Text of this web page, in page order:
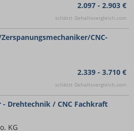
2.097 - 2.903 €
schätzt Gehaltsvergleich.com
CNC-
2.339 - 3.710 €
schätzt Gehaltsvergleich.com
Drehtechnik / CNC Fachkraft
KG